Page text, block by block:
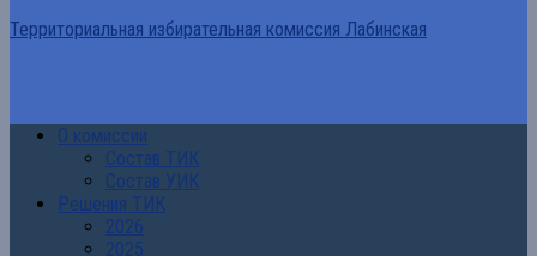
Территориальная избирательная комиссия Лабинская
О комиссии
Состав ТИК
Состав УИК
Решения ТИК
2026
2025